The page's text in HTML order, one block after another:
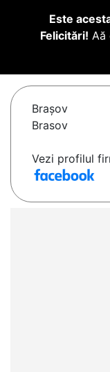
Este
Felicitări! Aă
Braşov
Brasov
Vezi profilul